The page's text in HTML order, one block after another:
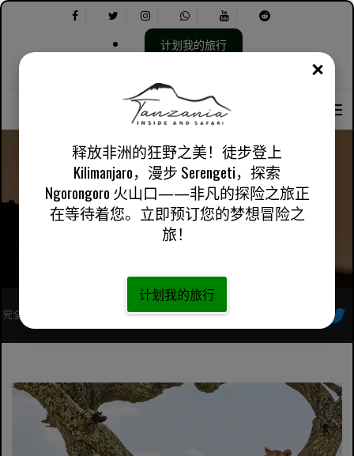
计划我的旅行
内
容：
Serengeti 国家公园
完全注册的非洲当地旅行社
释放非洲的狂野之美！徒步登上
Kilimanjaro，漫步 Serengeti，探索
Ngorongoro 火山口——非凡的探险之旅正
在等待着您。立即预订您的梦想冒险之
旅！
计划我的旅行
关闭